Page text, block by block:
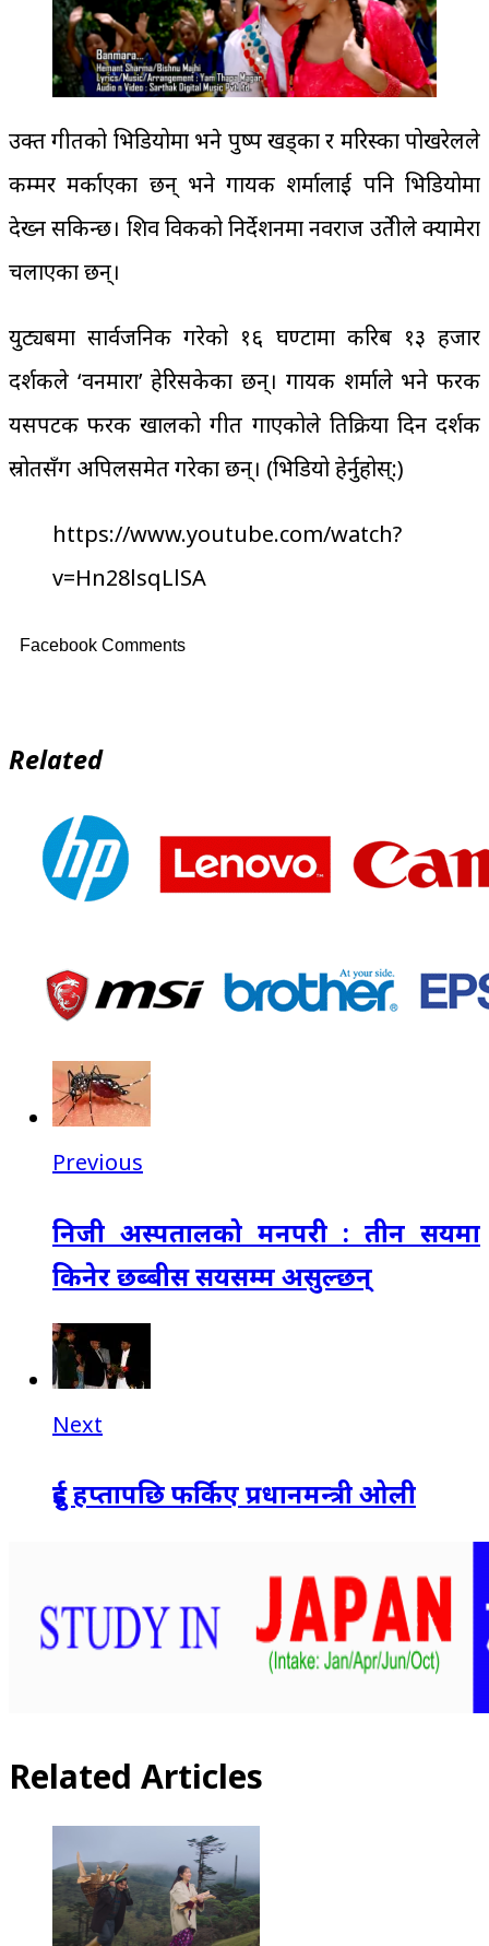
उक्त गीतको भिडियोमा भने पुष्प खड्का र मरिस्का पोखरेलले
कम्मर मर्काएका छन् भने गायक शर्मालाई पनि भिडियोमा
देख्न सकिन्छ। शिव विकको निर्देशनमा नवराज उप्रेतीले क्यामेरा
चलाएका छन्।
युट्यबमा सार्वजनिक गरेको १६ घण्टामा करिब १३ हजार
दर्शकले ‘वनमारा’ हेरिसकेका छन्। गायक शर्माले भने फरक
यसपटक फरक खालको गीत गाएकोले प्रतिक्रिया दिन दर्शक
स्रोतसँग अपिलसमेत गरेका छन्। (भिडियो हेर्नुहोस्:)
https://www.youtube.com/watch?
v=Hn28lsqLlSA
Facebook Comments
Related
Previous
निजी अस्पतालको मनपरी : तीन सयमा
किनेर छब्बीस सयसम्म असुल्छन्
Next
दुई हप्तापछि फर्किए प्रधानमन्त्री ओली
Related Articles